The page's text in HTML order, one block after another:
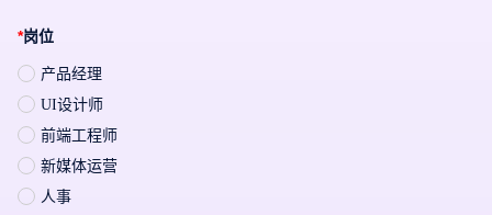
*岗位
产品经理
UI设计师
前端工程师
新媒体运营
人事